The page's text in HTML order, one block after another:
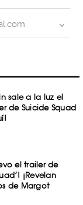
sale a la luz el
de Suicide Squad
el trailer de
¡Revelan
de Margot